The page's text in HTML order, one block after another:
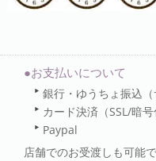
●お支払いについて
銀行・ゆうちょ振込（
カード決済（SSL/暗号
Paypal
店舗でのお受渡しも可能